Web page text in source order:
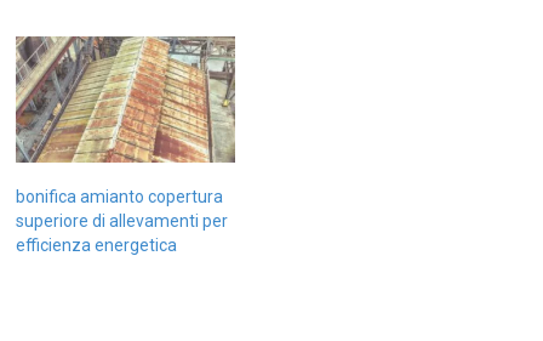
bonifica amianto copertura
superiore di allevamenti per
efficienza energetica